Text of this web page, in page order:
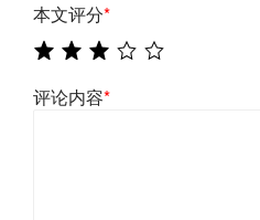
本文评分*
评论内容*